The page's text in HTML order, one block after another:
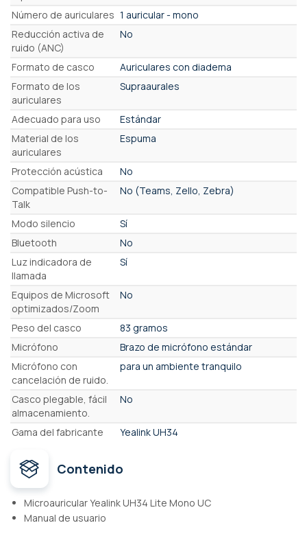
Número de auriculares 1 auricular - mono
Reducción activa de
ruido (ANC)
No
Formato de casco
Auriculares con diadema
Formato de los
auriculares
Supraaurales
Adecuado para uso
Estándar
Material de los
auriculares
Espuma
Protección acústica
No
Compatible Push-to-
Talk
No (Teams, Zello, Zebra)
Modo silencio
Sí
Bluetooth
No
Luz indicadora de
llamada
Sí
Equipos de Microsoft
optimizados/Zoom
No
Peso del casco
83 gramos
Micrófono
Brazo de micrófono estándar
Micrófono con
cancelación de ruido.
para un ambiente tranquilo
Casco plegable, fácil
almacenamiento.
No
Gama del fabricante Yealink UH34
Contenido
Microauricular Yealink UH34 Lite Mono UC
Manual de usuario